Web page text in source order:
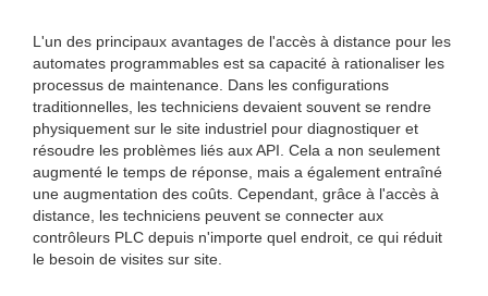
L'un des principaux avantages de l'accès à distance pour les
automates programmables est sa capacité à rationaliser les
processus de maintenance. Dans les configurations
traditionnelles, les techniciens devaient souvent se rendre
physiquement sur le site industriel pour diagnostiquer et
résoudre les problèmes liés aux API. Cela a non seulement
augmenté le temps de réponse, mais a également entraîné
une augmentation des coûts. Cependant, grâce à l'accès à
distance, les techniciens peuvent se connecter aux
contrôleurs PLC depuis n'importe quel endroit, ce qui réduit
le besoin de visites sur site.